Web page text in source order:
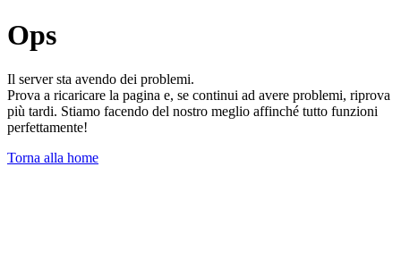
Ops
Il server sta avendo dei problemi.
Prova a ricaricare la pagina e, se continui ad avere problemi, riprova
più tardi. Stiamo facendo del nostro meglio affinché tutto funzioni
perfettamente!
Torna alla home